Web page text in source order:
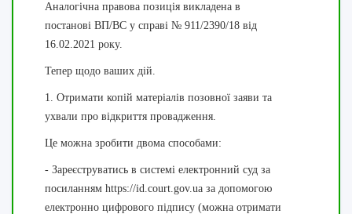
Аналогічна правова позиція викладена в
постанові ВП/ВС у справі № 911/2390/18 від
16.02.2021 року.
Тепер щодо ваших дій.
1. Отримати копій матеріалів позовної заяви та
ухвали про відкриття провадження.
Це можна зробити двома способами:
- Зареєструватись в системі електронний суд за
посиланням https://id.court.gov.ua за допомогою
електронно цифрового підпису (можна отримати